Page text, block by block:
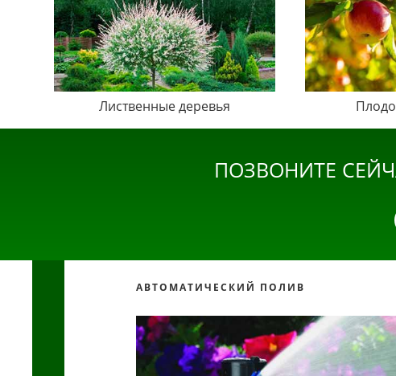
Лиственные деревья
ПОЗВОНИТЕ
АВТОМАТИЧЕСКИЙ ПОЛИВ